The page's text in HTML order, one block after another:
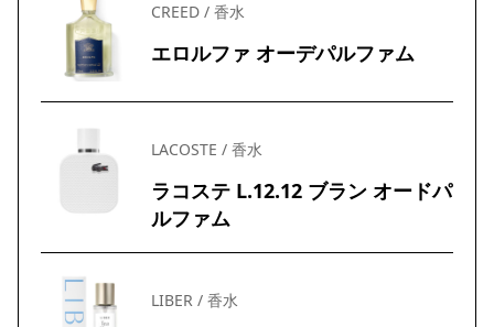
CREED / 香水
エロルファ オーデパルファム
LACOSTE / 香水
ラコステ L.12.12 ブラン オードパ
ルファム
LIBER / 香水